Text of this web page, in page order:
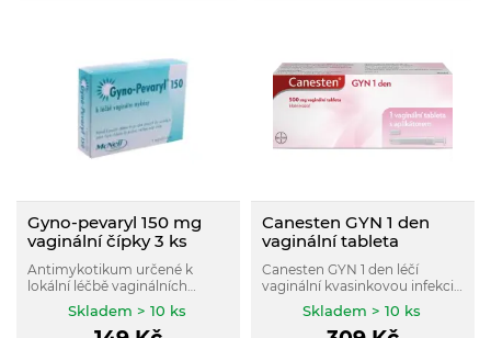
Gyno-pevaryl 150 mg
vaginální čípky 3 ks
Antimykotikum určené k
lokální léčbě vaginálních
Skladem > 10 ks
Canesten GYN 1 den
vaginální tableta
Canesten GYN 1 den léčí
vaginální kvasinkovou infekci
jen s 1 vaginální tabletou.
Jednoduchá aplikace z
Skladem > 10 ks